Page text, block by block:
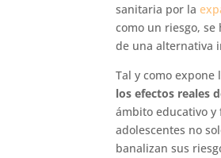
sanitaria por la
como un riesgo,
de una alternativa
Tal y como expone
los efectos reales
ámbito educativo
adolescentes no
banalizan sus